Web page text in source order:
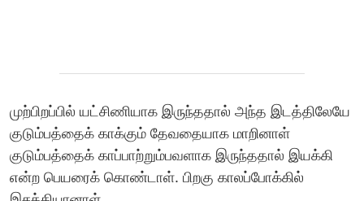
முற்பிறப்பில் யட்சிணியாக இருந்ததால் அந்த இடத்திலேயே
குடும்பத்தைக் காக்கும் தேவதையாக மாறினாள்‌
குடும்பத்தைக் காப்பாற்றும்பவளாக இருந்ததால் இயக்கி
என்ற பெயரைக் கொண்டாள். பிறகு காலப்போக்கில்